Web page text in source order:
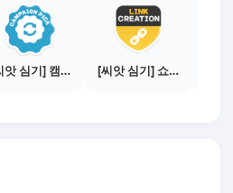
[씨앗 심기] 캠페인 전환하기 [씨앗 심기] 쇼핑몰 링크 발급하기 - 제휴몰 3곳